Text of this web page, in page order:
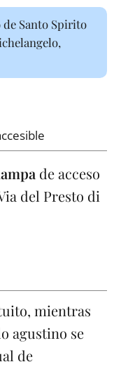
Santo Spirito
de acceso
del Presto di
mientras
agustino se
de